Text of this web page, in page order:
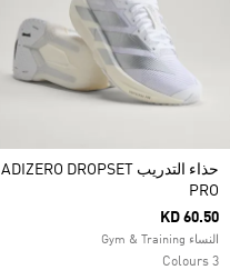
حذاء التدريب ADIZERO DROPSET
PRO
KD 60.50
النساء Gym & Training
3 Colours